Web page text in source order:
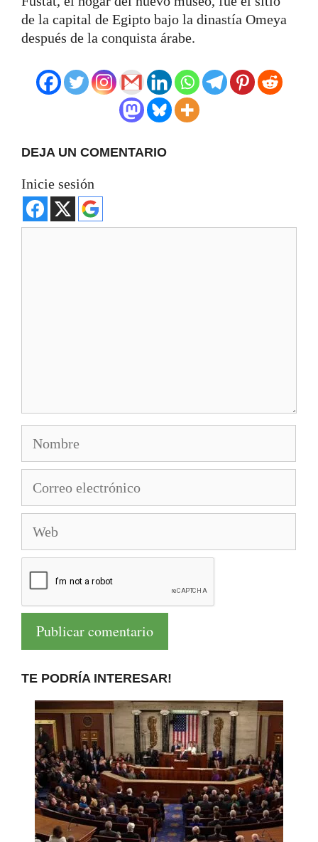
de la capital de Egipto bajo la dinastía Omeya
después de la conquista árabe.
DEJA UN COMENTARIO
Inicie sesión
electrónico
TE PODRÍA INTERESAR!